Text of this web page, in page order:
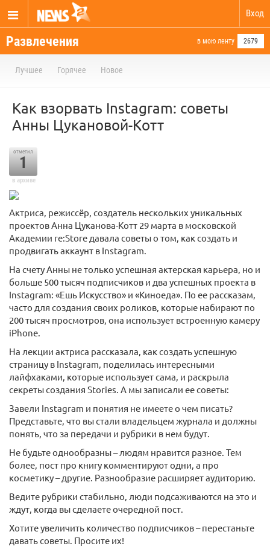
Вход
Развлечения в мою ленту 2679
Лучшее Горячее Новое
Как взорвать Instagram: советы
Анны Цукановой-Котт
отметил
1
в архиве
Актриса, режиссёр, создатель нескольких уникальных
проектов Анна Цуканова-Котт 29 марта в московской
Академии re:Store давала советы о том, как создать и
продвигать аккаунт в Instagram.
На счету Анны не только успешная актерская карьера, но и
больше 500 тысяч подписчиков и два успешных проекта в
Instagram: «Ешь Искусство» и «Киноеда». По ее рассказам,
часто для создания своих роликов, которые набирают по
200 тысяч просмотров, она использует встроенную камеру
iPhone.
На лекции актриса рассказала, как создать успешную
страницу в Instagram, поделилась интересными
лайфхаками, которые использует сама, и раскрыла
секреты создания Stories. А мы записали ее советы:
Завели Instagram и понятия не имеете о чем писать?
Представьте, что вы стали владельцем журнала и должны
понять, что за передачи и рубрики в нем будут.
Не будьте однообразны – людям нравится разное. Тем
более, пост про книгу комментируют одни, а про
косметику – другие. Разнообразие расширяет аудиторию.
Ведите рубрики стабильно, люди подсаживаются на это и
ждут, когда вы сделаете очередной пост.
Хотите увеличить количество подписчиков – перестаньте
давать советы. Просите их!